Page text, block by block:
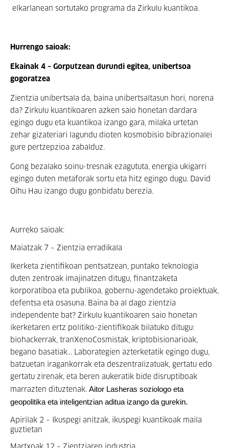
elkarlanean sortutako programa da Zirkulu kuantikoa.
Hurrengo saioak:
Ekainak 4 – Gorputzean durundi egitea, unibertsoa
gogoratzea
Zientzia unibertsala da, baina unibertsaltasun hori, norena
da? Zirkulu kuantikoaren azken saio honetan dardara
egingo dugu eta kuantikoa izango gara, milaka urtetan
zehar gizateriari lagundu dioten kosmobisio bibrazionalei
gure pertzepzioa zabalduz.
Gong bezalako soinu-tresnak ezagututa, energia ukigarri
egingo duten metaforak sortu eta hitz egingo dugu. David
Oihu Hau izango dugu gonbidatu berezia.
Aurreko saioak:
Maiatzak 7 – Zientzia erradikala
Ikerketa zientifikoan pentsatzean, puntako teknologia
duten zentroak imajinatzen ditugu, finantzaketa
korporatiboa eta publikoa, gobernu-agendetako proiektuak,
defentsa eta osasuna. Baina ba al dago zientzia
independente bat? Zirkulu kuantikoaren saio honetan
ikerketaren ertz politiko-zientifikoak bilatuko ditugu:
biohackerrak, tranXenoCosmistak, kriptobisionarioak,
begano basatiak... Laborategien azterketatik egingo dugu,
batzuetan iragankorrak eta deszentralizatuak, gertatu edo
gertatu zirenak, eta beren aukeratik bide disruptiboak
marrazten dituztenak. Aitor Lasheras soziologo eta
geopolitika eta inteligentzian aditua izango da gurekin.
Apirilak 2 – Ikuspegi anitzak, ikuspegi kuantikoak maila
guztietan